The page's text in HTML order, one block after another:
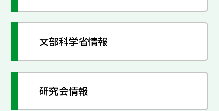
文部科学省情報
研究会情報